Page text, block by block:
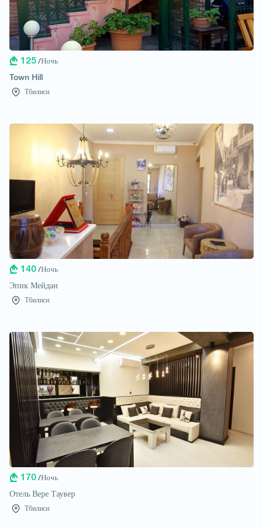
125 /Ночь
Town Hill
Тбилиси
140 /Ночь
Эпик Мейдан
Тбилиси
170 /Ночь
Отель Вере Таувер
Тбилиси